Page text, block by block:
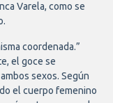
Varela, como se
coordenada.”
el goce se
sexos. Según
el cuerpo femenino